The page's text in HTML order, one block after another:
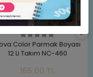
Color Parmak Boyası
12 Li Takım NC-460
165,00 TL